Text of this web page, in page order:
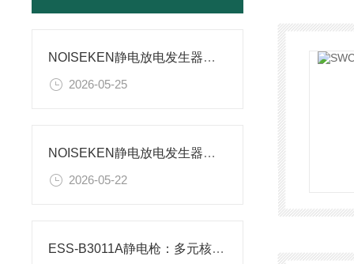
NOISEKEN静电放电发生器的设计逻辑与核心原理
2026-05-25
NOISEKEN静电放电发生器：电子设备可靠性验证的核心工具
2026-05-22
ESS-B3011A静电枪：多元核心功能赋能精准静电测试